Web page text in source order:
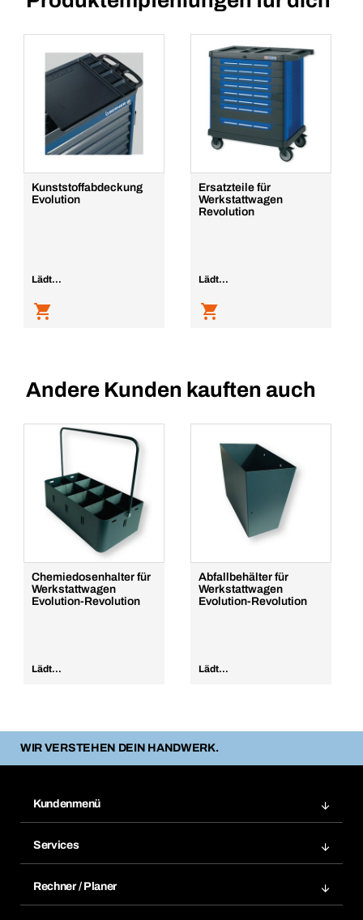
Kunststoffabdeckung
Evolution
Lädt...
Ersatzteile für
Werkstattwagen
Revolution
Lädt...
Andere Kunden kauften auch
Chemiedosenhalter für
Werkstattwagen
Evolution-Revolution
Lädt...
Abfallbehälter für
Werkstattwagen
Evolution-Revolution
Lädt...
WIR VERSTEHEN DEIN HANDWERK.
Kundenmenü
Rechnungen
Daueraufträge
Services
Rechner / Planer